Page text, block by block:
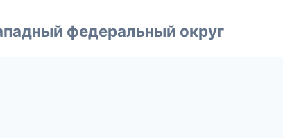
федеральный округ